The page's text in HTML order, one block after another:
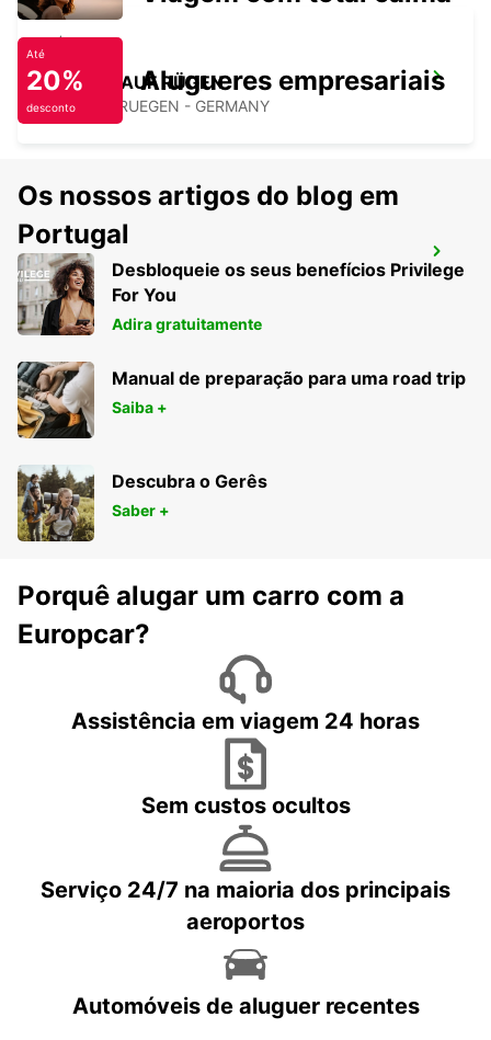
BERGEN AUF RÜGEN
BERGEN / RUEGEN - GERMANY
HAMBURG BERGEDORF NEW FROM 1 10
26
HAMBURG - GERMANY
Até
20%
desconto
Alugueres empresariais
Os nossos artigos do blog em
Portugal
Desbloqueie os seus benefícios Privilege
For You
Adira gratuitamente
Manual de preparação para uma road trip
Saiba +
Descubra o Gerês
Saber +
Porquê alugar um carro com a
Europcar?
Assistência em viagem 24 horas
Sem custos ocultos
Serviço 24/7 na maioria dos principais
aeroportos
Automóveis de aluguer recentes